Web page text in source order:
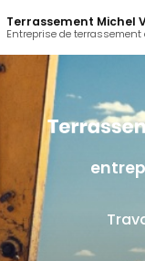
au
contenu
principal
Terrassement Michel
Entreprise de